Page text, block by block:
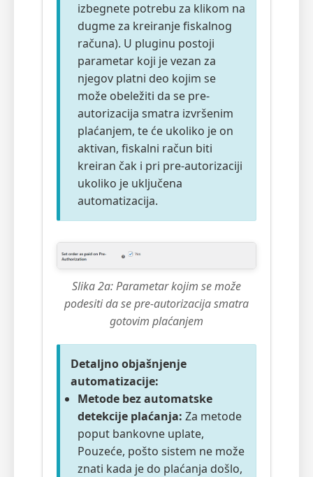
izbegnete potrebu za klikom na
dugme za kreiranje fiskalnog
računa). U pluginu postoji
parametar koji je vezan za
njegov platni deo kojim se
može obeležiti da se pre-
autorizacija smatra izvršenim
plaćanjem, te će ukoliko je on
aktivan, fiskalni račun biti
kreiran čak i pri pre-autorizaciji
ukoliko je uključena
automatizacija.
Slika 2a: Parametar kojim se može
podesiti da se pre-autorizacija smatra
gotovim plaćanjem
Detaljno objašnjenje
automatizacije:
Metode bez automatske
detekcije plaćanja: Za metode
poput bankovne uplate,
Pouzeće, pošto sistem ne može
znati kada je do plaćanja došlo,